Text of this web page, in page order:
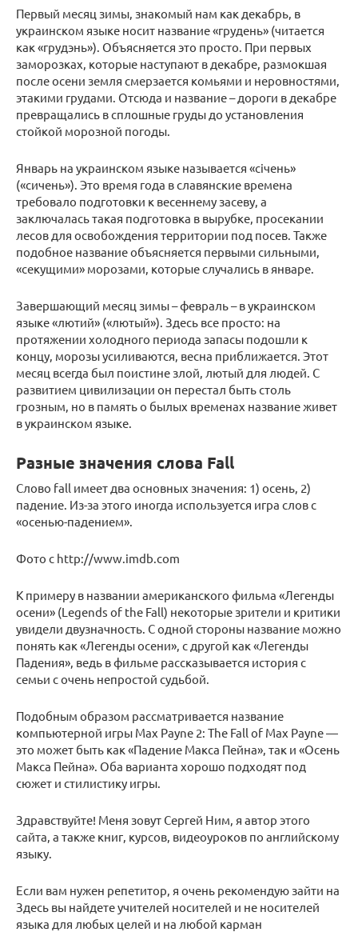
Первый месяц зимы, знакомый нам как декабрь, в
украинском языке носит название «грудень» (читается
как «грудэнь»). Объясняется это просто. При первых
заморозках, которые наступают в декабре, размокшая
после осени земля смерзается комьями и неровностями,
этакими грудами. Отсюда и название – дороги в декабре
превращались в сплошные груды до установления
стойкой морозной погоды.
Январь на украинском языке называется «січень»
(«сичень»). Это время года в славянские времена
требовало подготовки к весеннему засеву, а
заключалась такая подготовка в вырубке, просекании
лесов для освобождения территории под посев. Также
подобное название объясняется первыми сильными,
«секущими» морозами, которые случались в январе.
Завершающий месяц зимы – февраль – в украинском
языке «лютий» («лютый»). Здесь все просто: на
протяжении холодного периода запасы подошли к
концу, морозы усиливаются, весна приближается. Этот
месяц всегда был поистине злой, лютый для людей. С
развитием цивилизации он перестал быть столь
грозным, но в память о былых временах название живет
в украинском языке.
Разные значения слова Fall
Слово fall имеет два основных значения: 1) осень, 2)
падение. Из-за этого иногда используется игра слов с
«осенью-падением».
Фото с http://www.imdb.com
К примеру в названии американского фильма «Легенды
осени» (Legends of the Fall) некоторые зрители и критики
увидели двузначность. С одной стороны название можно
понять как «Легенды осени», с другой как «Легенды
Падения», ведь в фильме рассказывается история с
семьи с очень непростой судьбой.
Подобным образом рассматривается название
компьютерной игры Max Payne 2: The Fall of Max Payne —
это может быть как «Падение Макса Пейна», так и «Осень
Макса Пейна». Оба варианта хорошо подходят под
сюжет и стилистику игры.
Здравствуйте! Меня зовут Сергей Ним, я автор этого
сайта, а также книг, курсов, видеоуроков по английскому
языку.
Если вам нужен репетитор, я очень рекомендую зайти на
Здесь вы найдете учителей носителей и не носителей
языка для любых целей и на любой карман